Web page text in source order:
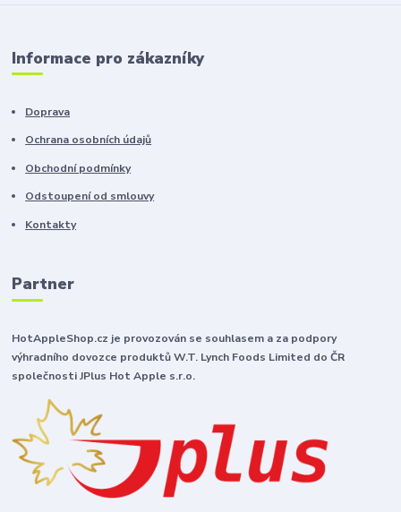
Informace pro zákazníky
Doprava
Ochrana osobních údajů
Obchodní podmínky
Odstoupení od smlouvy
Kontakty
Partner
HotAppleShop.cz je provozován se souhlasem a za podpory
výhradního dovozce produktů W.T. Lynch Foods Limited do ČR
společnosti JPlus Hot Apple s.r.o.